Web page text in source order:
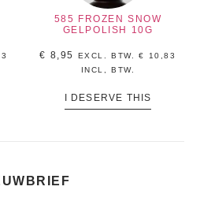
585 FROZEN SNOW
GELPOLISH 10G
€ 8,95 EXCL. BTW.€
10,83
INCL, BTW.
I DESERVE THIS